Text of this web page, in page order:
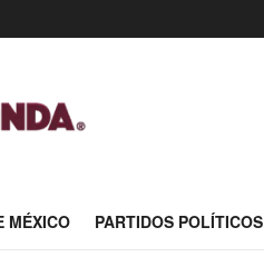
MÉXICO PARTIDOS POLÍTICOS